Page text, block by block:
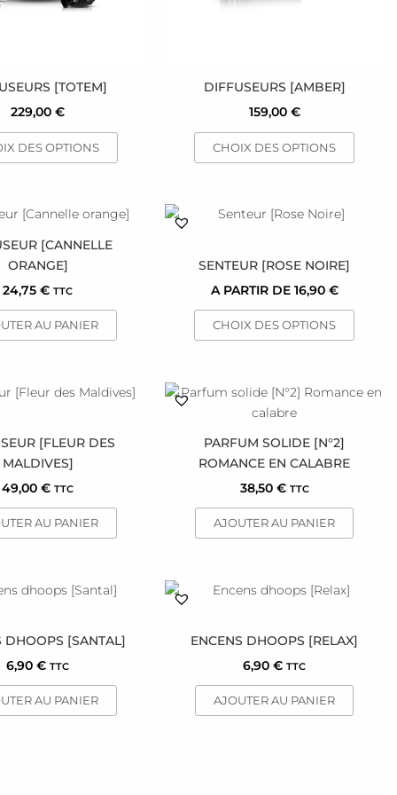
[TOTEM]
229,00€
DES OPTIONS
la
produit
DIFFUSEURS [AMBER]
159,00 €
CHOIX DES OPTIONS
la
produit
[CANNELLE
ORANGE]
24,75€ TTC
AU PANIER
SENTEUR [ROSE NOIRE]
A PARTIR DE 16,90 €
CHOIX DES OPTIONS
Ce
plusieurs
variations.
Les
choisies
sur
la
page
[FLEUR DES
MALDIVES]
49,00€ TTC
AU PANIER
PARFUM SOLIDE [N°2]
ROMANCE EN CALABRE
38,50 € TTC
AJOUTER AU PANIER
DHOOPS [SANTAL]
6,90€ TTC
AU PANIER
ENCENS DHOOPS [RELAX]
6,90€ TTC
AJOUTER AU PANIER